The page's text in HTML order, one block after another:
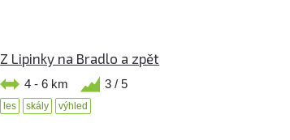
Z Lipinky na Bradlo a zpět
4 - 6 km 3 / 5
les skály výhled